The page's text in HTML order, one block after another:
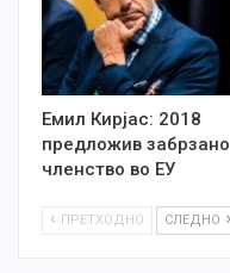
Емил Кирјас: 2018
предложив забрзано
членство во ЕУ
ПРЕТХОДНО СЛЕДНО